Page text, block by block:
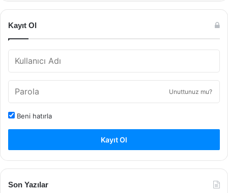
Kayıt Ol
Unuttunuz mu?
Beni hatırla
Kayıt Ol
Son Yazılar